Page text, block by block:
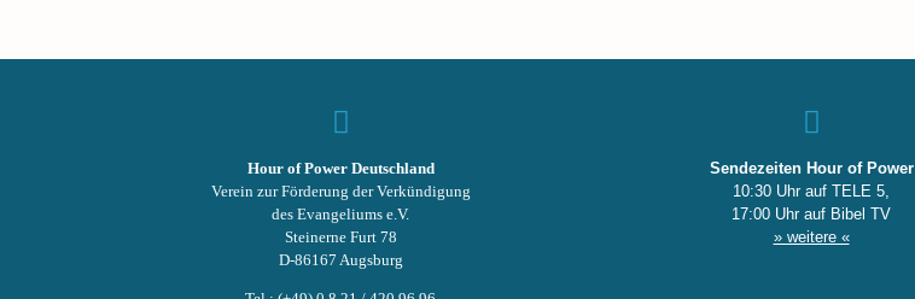
Hour of Power Deutschland
Verein zur Förderung der Verkündigung
des Evangeliums e.V.
Steinerne Furt 78
D-86167 Augsburg
Sendezeiten Hour of Power
10:30 Uhr auf TELE 5,
17:00 Uhr auf Bibel TV
» weitere «